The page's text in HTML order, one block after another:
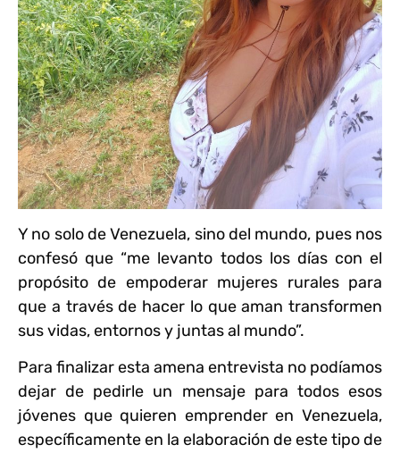
Y no solo de Venezuela, sino del mundo, pues nos
confesó que “me levanto todos los días con el
propósito de empoderar mujeres rurales para
que a través de hacer lo que aman transformen
sus vidas, entornos y juntas al mundo”.
Para finalizar esta amena entrevista no podíamos
dejar de pedirle un mensaje para todos esos
jóvenes que quieren emprender en Venezuela,
específicamente en la elaboración de este tipo de